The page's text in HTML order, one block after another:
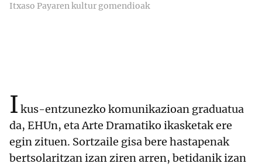
Itxaso Payaren kultur gomendioak
I kus-entzunezko komunikazioan graduatua
da, EHUn, eta Arte Dramatiko ikasketak ere
egin zituen. Sortzaile gisa bere hastapenak
bertsolaritzan izan ziren arren, betidanik izan